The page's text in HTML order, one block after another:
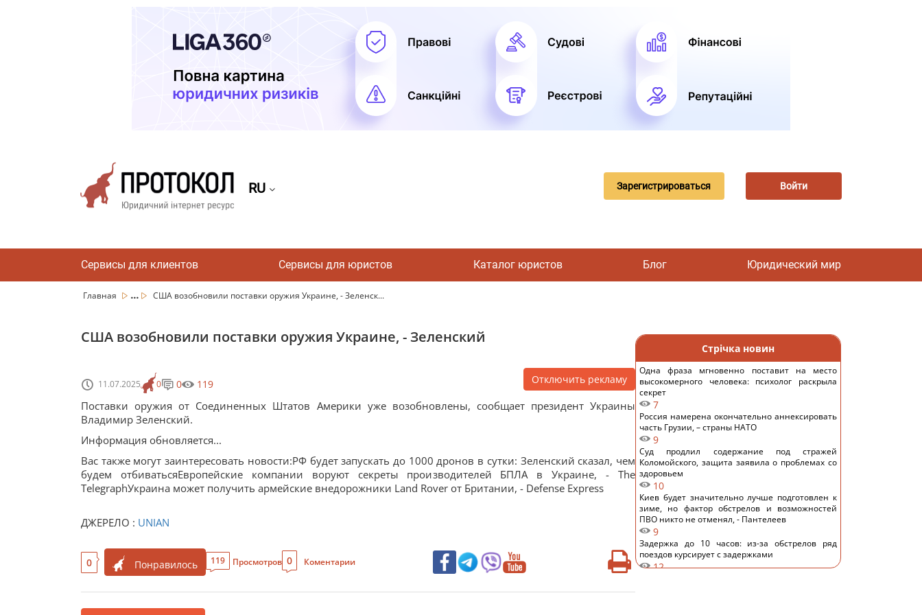
RU Зарегистрироваться Войти
Сервисы для клиентов Сервисы для юристов Каталог юристов Блог Юридический мир
Главная ... США возобновили поставки оружия Украине, - Зеленск...
США возобновили поставки оружия Украине, - Зеленский
11.07.2025 0 0 119 Отключить рекламу
Поставки оружия от Соединенных Штатов Америки уже возобновлены, сообщает президент Украины
Владимир Зеленский.
Информация обновляется...
Вас также могут заинтересовать новости:РФ будет запускать до 1000 дронов в сутки: Зеленский сказал, чем
будем отбиватьсяЕвропейские компании воруют секреты производителей БПЛА в Украине, - The
TelegraphУкраина может получить армейские внедорожники Land Rover от Британии, - Defense Express
ДЖЕРЕЛО : UNIAN
0 Понравилось 119 Просмотров 0 Коментарии
Стрічка новин
Одна фраза мгновенно поставит на место
высокомерного человека: психолог раскрыла
секрет
7
Россия намерена окончательно аннексировать
часть Грузии, – страны НАТО
9
Суд продлил содержание под стражей
Коломойского, защита заявила о проблемах со
здоровьем
10
Киев будет значительно лучше подготовлен к
зиме, но фактор обстрелов и возможностей
ПВО никто не отменял, - Пантелеев
9
Задержка до 10 часов: из-за обстрелов ряд
поездов курсирует с задержками
12